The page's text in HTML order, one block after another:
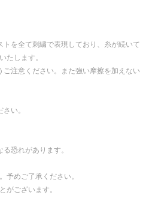
を全て刺繍で表現しており、糸が続いて
します。
注意ください。また強い摩擦を加えない
い。
恐れがあります。
めご了承ください。
ございます。